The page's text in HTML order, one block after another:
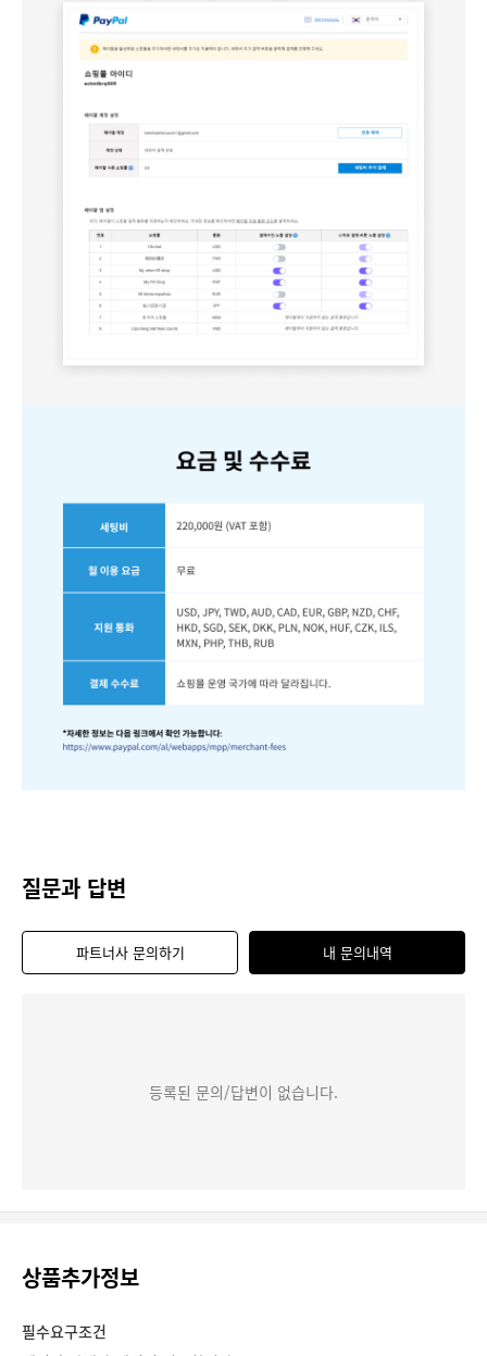
질문과 답변
파트너사 문의하기 내 문의내역
등록된 문의/답변이 없습니다.
상품추가정보
필수요구조건